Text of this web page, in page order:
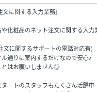
文に関する入力業務]
や化粧品のネット注文に関する入
文に関するサポートの電話対応有)
ル通りに案内するだけなので安心♪
とはお願いしません◎
ートのスタッフもたくさん活躍中